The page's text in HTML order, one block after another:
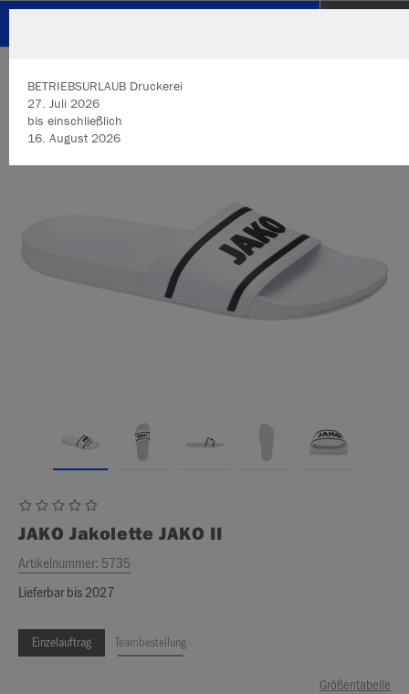
JAKO Jakolette JAKO II
Artikelnummer: 5735
Lieferbar bis 2027
Einzelauftrag Teambestellung
Größentabelle
BETRIEBSURLAUB Druckerei
27. Juli 2026
bis einschließlich
16. August 2026​​​​​​​